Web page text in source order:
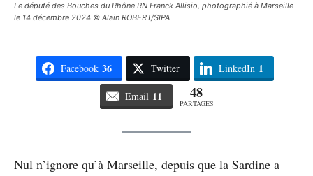
Le député des Bouches du Rhône RN Franck Allisio, photographié à Marseille
le 14 décembre 2024 © Alain ROBERT/SIPA
Facebook 36 Twitter LinkedIn 1
Email 11 48
PARTAGES
Nul n’ignore qu’à Marseille, depuis que la Sardine a